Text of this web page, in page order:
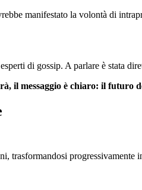
manifestato la volontà di
di gossip. A parlare è stata
il messaggio è chiaro: il futuro
trasformandosi